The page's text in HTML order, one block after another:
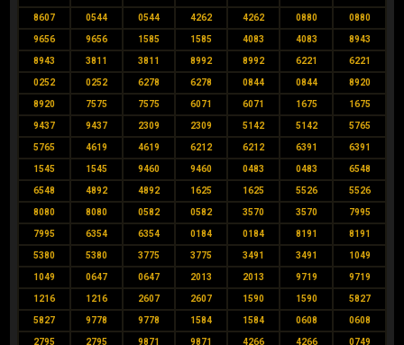
8607 0544 0544 4262 4262 0880 0880
9656 9656 1585 1585 4083 4083 8943
8943 3811 3811 8992 8992 6221 6221
0252 0252 6278 6278 0844 0844 8920
8920 7575 7575 6071 6071 1675 1675
9437 9437 2309 2309 5142 5142 5765
5765 4619 4619 6212 6212 6391 6391
1545 1545 9460 9460 0483 0483 6548
6548 4892 4892 1625 1625 5526 5526
8080 8080 0582 0582 3570 3570 7995
7995 6354 6354 0184 0184 8191 8191
5380 5380 3775 3775 3491 3491 1049
1049 0647 0647 2013 2013 9719 9719
1216 1216 2607 2607 1590 1590 5827
5827 9778 9778 1584 1584 0608 0608
2795 2795 9871 9871 4266 4266 0749